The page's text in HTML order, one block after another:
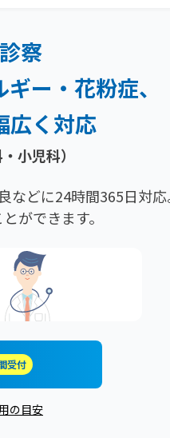
察
ギー・花粉症、
広く対応
小児科）
どに24時間365日対応
ができます。
受付
の目安